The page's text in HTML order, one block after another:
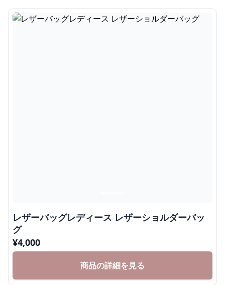
レザーバッグレディース レザーショルダーバッ
グ
¥4,000
商品の詳細を見る